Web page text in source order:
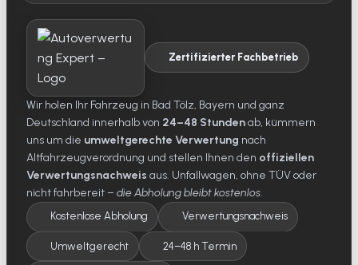
Zertifizierter Fachbetrieb
Wir holen Ihr Fahrzeug in Bad Tölz, Bayern und ganz
Deutschland innerhalb von 24–48 Stundenab, kümmern
uns um die umweltgerechte Verwertung nach
Altfahrzeugverordnung und stellen Ihnen den offiziellen
Verwertungsnachweis aus. Unfallwagen, ohne TÜV oder
nicht fahrbereit – die Abholung bleibt kostenlos.
Kostenlose Abholung Verwertungsnachweis
Umweltgerecht 24–48 h Termin